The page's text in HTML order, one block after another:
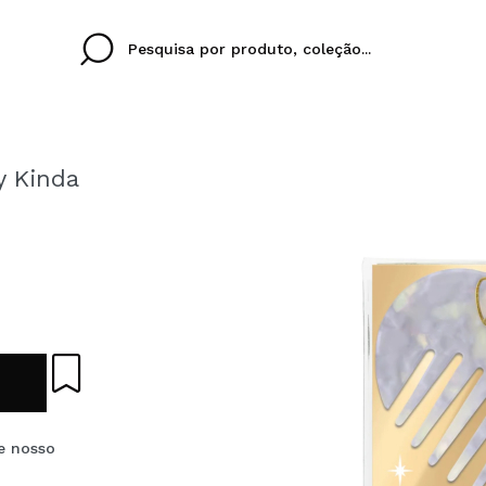
Eu não tenho uma
Ao criar uma conta
rapidamente, verificar
operações anteriores.
IDIOMA PORTUGUESE
Kinda
nosso
colori